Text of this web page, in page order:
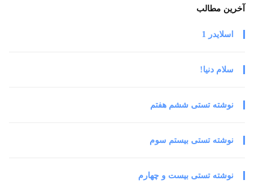
آخرین مطالب
اسلایدر 1
سلام دنیا!
نوشته تستی ششم هفتم
نوشته تستی بیستم سوم
نوشته تستی بیست و چهارم